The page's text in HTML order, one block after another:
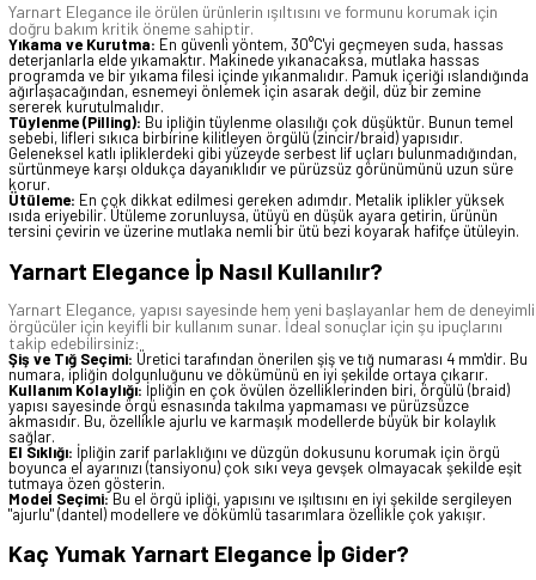
Yarnart Elegance ile örülen ürünlerin ışıltısını ve formunu korumak için
doğru bakım kritik öneme sahiptir.
Yıkama ve Kurutma: En güvenli yöntem, 30°C'yi geçmeyen suda, hassas
deterjanlarla elde yıkamaktır. Makinede yıkanacaksa, mutlaka hassas
programda ve bir yıkama filesi içinde yıkanmalıdır. Pamuk içeriği ıslandığında
ağırlaşacağından, esnemeyi önlemek için asarak değil, düz bir zemine
sererek kurutulmalıdır.
Tüylenme (Pilling): Bu ipliğin tüylenme olasılığı çok düşüktür. Bunun temel
sebebi, lifleri sıkıca birbirine kilitleyen örgülü (zincir/braid) yapısıdır.
Geleneksel katlı ipliklerdeki gibi yüzeyde serbest lif uçları bulunmadığından,
sürtünmeye karşı oldukça dayanıklıdır ve pürüzsüz görünümünü uzun süre
korur.
Ütüleme: En çok dikkat edilmesi gereken adımdır. Metalik iplikler yüksek
ısıda eriyebilir. Ütüleme zorunluysa, ütüyü en düşük ayara getirin, ürünün
tersini çevirin ve üzerine mutlaka nemli bir ütü bezi koyarak hafifçe ütüleyin.
Yarnart Elegance İp Nasıl Kullanılır?
Yarnart Elegance, yapısı sayesinde hem yeni başlayanlar hem de deneyimli
örgücüler için keyifli bir kullanım sunar. İdeal sonuçlar için şu ipuçlarını
takip edebilirsiniz:
Şiş ve Tığ Seçimi: Üretici tarafından önerilen şiş ve tığ numarası 4 mm'dir. Bu
numara, ipliğin dolgunluğunu ve dökümünü en iyi şekilde ortaya çıkarır.
Kullanım Kolaylığı: İpliğin en çok övülen özelliklerinden biri, örgülü (braid)
yapısı sayesinde örgü esnasında takılma yapmaması ve pürüzsüzce
akmasıdır. Bu, özellikle ajurlu ve karmaşık modellerde büyük bir kolaylık
sağlar.
El Sıklığı: İpliğin zarif parlaklığını ve düzgün dokusunu korumak için örgü
boyunca el ayarınızı (tansiyonu) çok sıkı veya gevşek olmayacak şekilde eşit
tutmaya özen gösterin.
Model Seçimi:Bu el örgü ipliği, yapısını ve ışıltısını en iyi şekilde sergileyen
"ajurlu" (dantel) modellere ve dökümlü tasarımlara özellikle çok yakışır.
Kaç Yumak Yarnart Elegance İp Gider?